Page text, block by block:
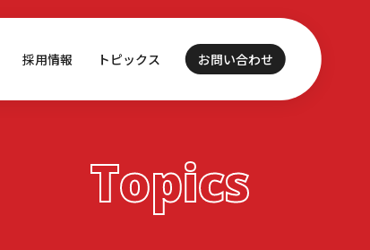
採用情報 トピックス お問い合わせ
Topics